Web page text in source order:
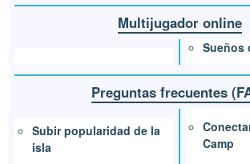
Multijugador online
Sueños
Preguntas frecuentes
Subir popularidad de la
isla
Camp